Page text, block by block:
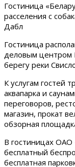
Гостиница
расселения с
Дабл
Гостиница
деловым центром
берегу реки
К услугам гостей
аквапарка и
переговоров,
магазин, прокат
обзорная
В гостиницах ОАО
бесплатный
бесплатная